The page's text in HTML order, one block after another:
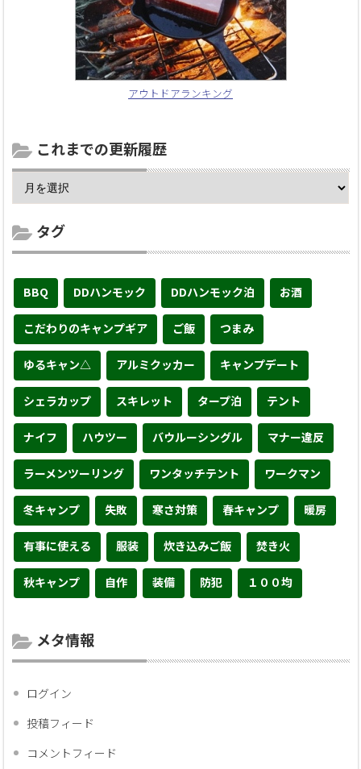
アウトドアランキング
これまでの更新履歴
タグ
BBQ DDハンモック DDハンモック泊 お酒
こだわりのキャンプギア ご飯 つまみ
ゆるキャン△ アルミクッカー キャンプデート
シェラカップ スキレット タープ泊 テント
ナイフ ハウツー バウルーシングル マナー違反
ラーメンツーリング ワンタッチテント ワークマン
冬キャンプ 失敗 寒さ対策 春キャンプ 暖房
有事に使える 服装 炊き込みご飯 焚き火
秋キャンプ 自作 装備 防犯 １００均
メタ情報
ログイン
投稿フィード
コメントフィード